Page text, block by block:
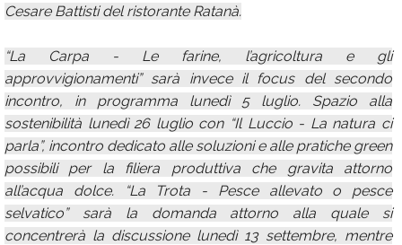
Cesare Battisti del ristorante Ratanà.
“La Carpa - Le farine, l’agricoltura e gli
approvvigionamenti” sarà invece il focus del secondo
incontro, in programma lunedì 5 luglio. Spazio alla
sostenibilità lunedì 26 luglio con “Il Luccio - La natura ci
parla”, incontro dedicato alle soluzioni e alle pratiche green
possibili per la filiera produttiva che gravita attorno
all’acqua dolce. “La Trota - Pesce allevato o pesce
selvatico” sarà la domanda attorno alla quale si
concentrerà la discussione lunedì 13 settembre, mentre